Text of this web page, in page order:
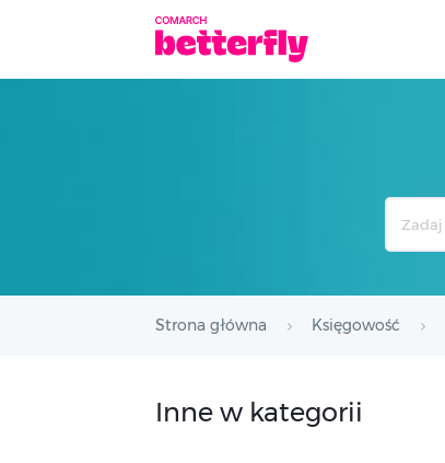
Strona główna Księgowość
Inne w kategorii